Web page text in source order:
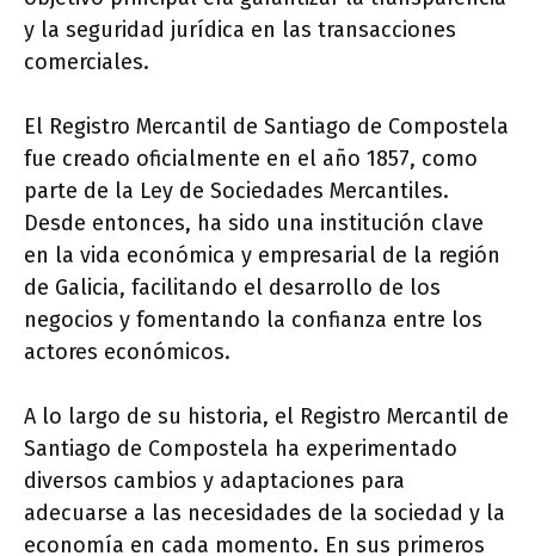
y la seguridad jurídica en las transacciones
comerciales.
El Registro Mercantil de Santiago de Compostela
fue creado oficialmente en el año 1857, como
parte de la Ley de Sociedades Mercantiles.
Desde entonces, ha sido una institución clave
en la vida económica y empresarial de la región
de Galicia, facilitando el desarrollo de los
negocios y fomentando la confianza entre los
actores económicos.
A lo largo de su historia, el Registro Mercantil de
Santiago de Compostela ha experimentado
diversos cambios y adaptaciones para
adecuarse a las necesidades de la sociedad y la
economía en cada momento. En sus primeros